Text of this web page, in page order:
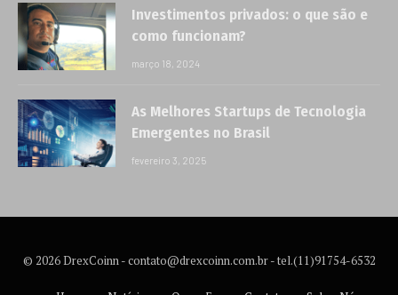
Investimentos privados: o que são e
como funcionam?
março 18, 2024
As Melhores Startups de Tecnologia
Emergentes no Brasil
fevereiro 3, 2025
© 2026 DrexCoinn -contato@drexcoinn.com.br- tel.(11)91754-6532